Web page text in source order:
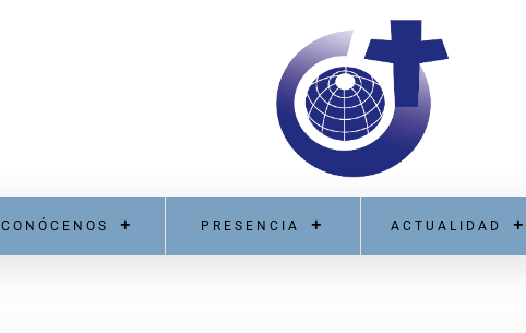
CONÓCENOS PRESENCIA ACTUALIDAD